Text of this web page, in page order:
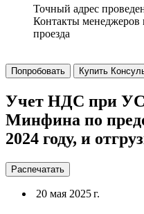
Точный адрес
Контакты менеджеров
проезда
Попробовать Купить
Учет НДС при
Минфина по
2024 году, и
Распечатать
20 мая 2025 г.